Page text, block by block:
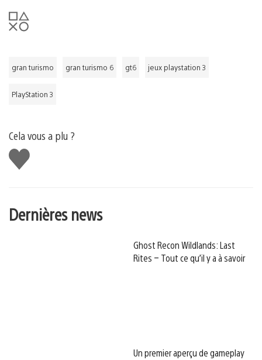
gran turismo gran turismo 6 gt6 jeux playstation 3
PlayStation 3
Cela vous a plu ?
J'aime
Dernières news
Ghost Recon Wildlands: Last
Rites – Tout ce qu’il y a à savoir
Un premier aperçu de gameplay